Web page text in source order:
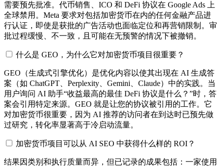
需要预先批准。代币销售、ICO 和 DeFi 协议在 Google Ads 上
全球禁用。Meta 要求对包括加密货币在内的任何金融产品进
行认证，即使是获批的广告活动也面临定位和再营销限制。审
批过程缓慢、不一致，且可能在无预警的情况下被撤销。
什么是 GEO，为什么它对加密货币项目很重要？
GEO（生成式引擎优化）是优化内容以使其出现在 AI 生成答
案（如 ChatGPT、Perplexity、Gemini、Claude）中的实践。当
用户询问 AI 助手“收益最高的最佳 DeFi 协议是什么？”时，答
案会引用特定来源。GEO 就是让您的协议被引用的工作。它
对加密货币很重要，因为 AI 推荐的访问者在到达时已预先做
过研究，转化率显著高于冷启动流量。
加密货币项目可以从 AI SEO 中获得什么样的 ROI？
结果因类别和执行质量而异，但已记录的成果包括：一家使用